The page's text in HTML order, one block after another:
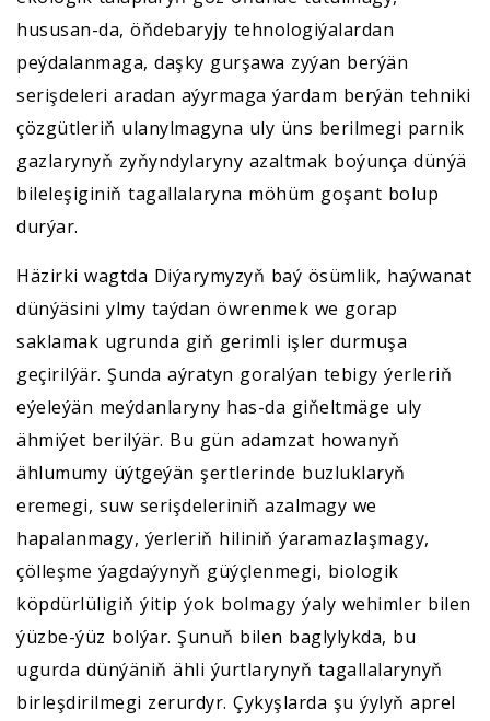
hususan-da, öňdebaryjy tehnologiýalardan
peýdalanmaga, daşky gurşawa zyýan berýän
serişdeleri aradan aýyrmaga ýardam berýän tehniki
çözgütleriň ulanylmagyna uly üns berilmegi parnik
gazlarynyň zyňyndylaryny azaltmak boýunça dünýä
bileleşiginiň tagallalaryna möhüm goşant bolup
durýar.
Häzirki wagtda Diýarymyzyň baý ösümlik, haýwanat
dünýäsini ylmy taýdan öwrenmek we gorap
saklamak ugrunda giň gerimli işler durmuşa
geçirilýär. Şunda aýratyn goralýan tebigy ýerleriň
eýeleýän meýdanlaryny has-da giňeltmäge uly
ähmiýet berilýär. Bu gün adamzat howanyň
ählumumy üýtgeýän şertlerinde buzluklaryň
eremegi, suw serişdeleriniň azalmagy we
hapalanmagy, ýerleriň hiliniň ýaramazlaşmagy,
çölleşme ýagdaýynyň güýçlenmegi, biologik
köpdürlüligiň ýitip ýok bolmagy ýaly wehimler bilen
ýüzbe-ýüz bolýar. Şunuň bilen baglylykda, bu
ugurda dünýäniň ähli ýurtlarynyň tagallalarynyň
birleşdirilmegi zerurdyr. Çykyşlarda şu ýylyň aprel